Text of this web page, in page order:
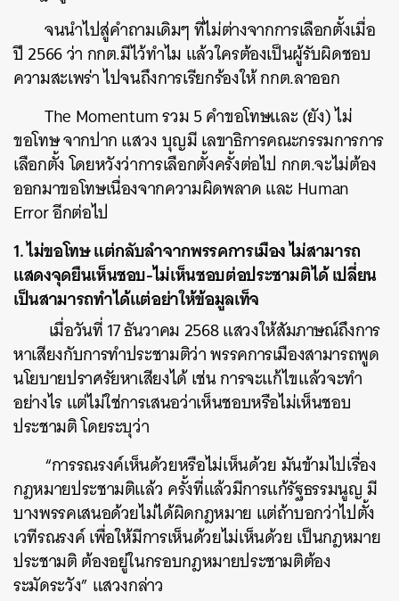
จนนำไปสู่คำถามเดิมๆ ที่ไม่ต่างจากการเลือกตั้งเมื่อ
ปี 2566 ว่า กกต.มีไว้ทำไม แล้วใครต้องเป็นผู้รับผิดชอบ
ความสะเพร่า ไปจนถึงการเรียกร้องให้ กกต.ลาออก
The Momentum รวม 5 คำขอโทษและ (ยัง) ไม่
ขอโทษ จากปาก แสวง บุญมี เลขาธิการคณะกรรมการการ
เลือกตั้ง โดยหวังว่าการเลือกตั้งครั้งต่อไป กกต.จะไม่ต้อง
ออกมาขอโทษเนื่องจากความผิดพลาด และ Human
Error อีกต่อไป
1. ไม่ขอโทษ แต่กลับลำจากพรรคการเมือง ไม่สามารถ
แสดงจุดยืนเห็นชอบ-ไม่เห็นชอบต่อประชามติได้ เปลี่ยน
เป็นสามารถทำได้แต่อย่าให้ข้อมูลเท็จ
เมื่อวันที่ 17 ธันวาคม 2568 แสวงให้สัมภาษณ์ถึงการ
หาเสียงกับการทำประชามติว่า พรรคการเมืองสามารถพูด
นโยบายปราศรัยหาเสียงได้ เช่น การจะแก้ไขแล้วจะทำ
อย่างไร แต่ไม่ใช่การเสนอว่าเห็นชอบหรือไม่เห็นชอบ
ประชามติ โดยระบุว่า
“การรณรงค์เห็นด้วยหรือไม่เห็นด้วย มันข้ามไปเรื่อง
กฎหมายประชามติแล้ว ครั้งที่แล้วมีการแก้รัฐธรรมนูญ มี
บางพรรคเสนอด้วยไม่ได้ผิดกฎหมาย แต่ถ้าบอกว่าไปตั้ง
เวทีรณรงค์ เพื่อให้มีการเห็นด้วยไม่เห็นด้วย เป็นกฎหมาย
ประชามติ ต้องอยู่ในกรอบกฎหมายประชามติต้อง
ระมัดระวัง” แสวงกล่าว